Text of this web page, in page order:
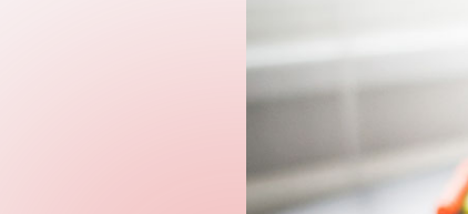
Recursos Humanos